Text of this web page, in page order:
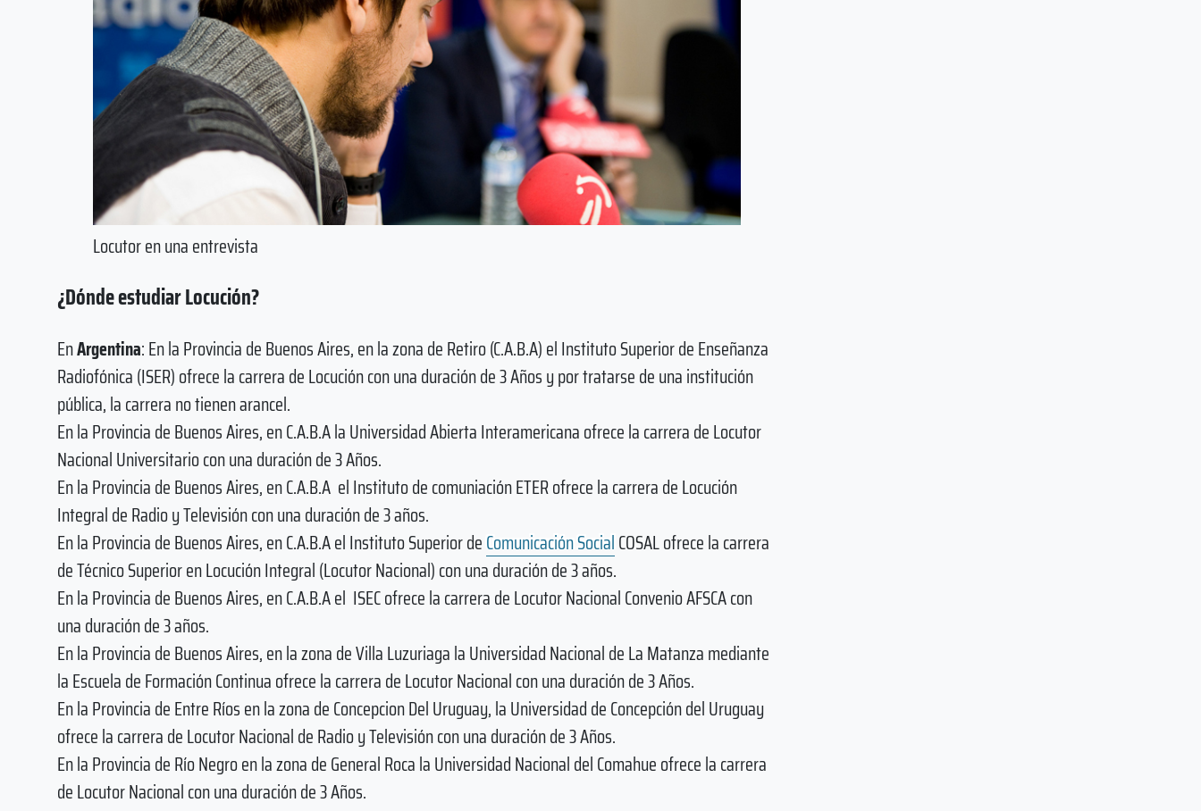
Locutor en una entrevista
¿Dónde estudiar Locución?
EnArgentina: En la Provincia de Buenos Aires, en la zona de Retiro (C.A.B.A) el Instituto Superior de Enseñanza
Radiofónica (ISER) ofrece la carrera de Locución con una duración de 3 Años y por tratarse de una institución
pública, la carrera no tienen arancel.
En la Provincia de Buenos Aires, en C.A.B.A la Universidad Abierta Interamericana ofrece la carrera de Locutor
Nacional Universitario con una duración de 3 Años.
En la Provincia de Buenos Aires, en C.A.B.A el Instituto de comuniación ETER ofrece la carrera de Locución
Integral de Radio y Televisión con una duración de 3 años.
En la Provincia de Buenos Aires, en C.A.B.A el Instituto Superior deComunicación SocialCOSAL ofrece la carrera
de Técnico Superior en Locución Integral (Locutor Nacional) con una duración de 3 años.
En la Provincia de Buenos Aires, en C.A.B.A el ISEC ofrece la carrera de Locutor Nacional Convenio AFSCA con
una duración de 3 años.
En la Provincia de Buenos Aires, en la zona de Villa Luzuriaga la Universidad Nacional de La Matanza mediante
la Escuela de Formación Continua ofrece la carrera de Locutor Nacional con una duración de 3 Años.
En la Provincia de Entre Ríos en la zona de Concepcion Del Uruguay, la Universidad de Concepción del Uruguay
ofrece la carrera de Locutor Nacional de Radio y Televisión con una duración de 3 Años.
En la Provincia de Río Negro en la zona de General Roca la Universidad Nacional del Comahue ofrece la carrera
de Locutor Nacional con una duración de 3 Años.